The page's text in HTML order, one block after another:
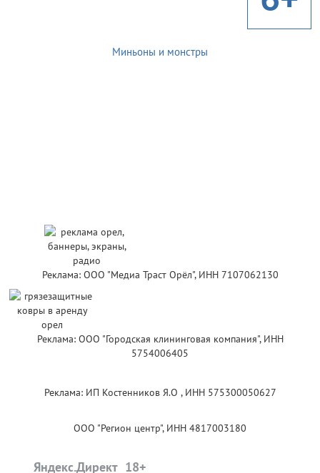
Миньоны и монстры
Реклама: ООО "Медиа Траст Орёл", ИНН 7107062130
Реклама: ООО "Городская клининговая компания", ИНН
5754006405
Реклама: ИП Костенников Я.О , ИНН 575300050627
ООО "Регион центр", ИНН 4817003180
Яндекс.Директ